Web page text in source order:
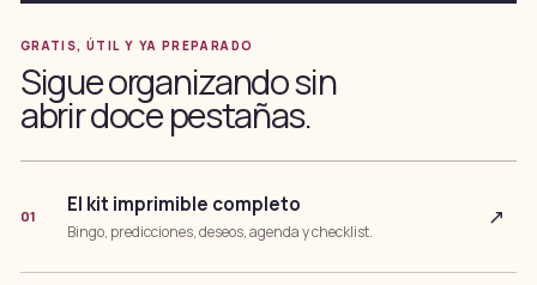
GRATIS, ÚTIL Y YA PREPARADO
Sigue organizando sin
abrir doce pestañas.
01 El kit imprimible completo
Bingo, predicciones, deseos, agenda y checklist.
↗